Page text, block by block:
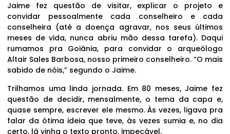
Jaime fez questão de visitar, explicar o projeto e
convidar pessoalmente cada conselheiro e cada
conselheira (até a doença agravar, nos seus últimos
meses de vida, nunca abriu mão dessa tarefa). Daqui
rumamos pra Goiânia, para convidar o arqueólogo
Altair Sales Barbosa, nosso primeiro conselheiro. “O mais
sabido de nóis,” segundo o Jaime.
Trilhamos uma linda jornada. Em 80 meses, Jaime fez
questão de decidir, mensalmente, o tema da capa e,
quase sempre, escrever ele mesmo. Às vezes, ligava pra
falar da ótima ideia que teve, às vezes sumia e, no dia
certo, lá vinha o texto pronto, impecável.